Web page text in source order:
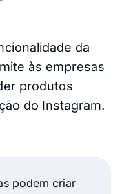
da
às empresas
produtos
do Instagram.
podem criar